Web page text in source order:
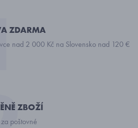
ZDARMA
nad 2 000 Kč na Slovensko nad 120 €
ZBOŽÍ
poštovné